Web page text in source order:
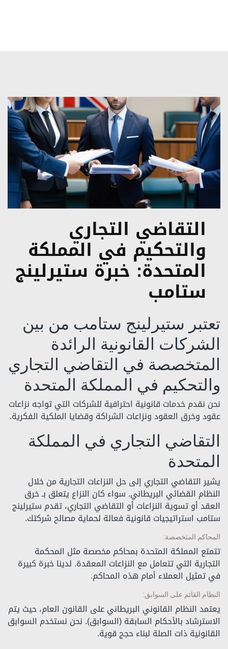
التقاضي التجاري
والتحكيم في المملكة
المتحدة: خبرة ستيرلينج
ستامب
تعتبر ستيرلينج ستامب من بين
الشركات القانونية الرائدة
المتخصصة في التقاضي التجاري
والتحكيم في المملكة المتحدة
نحن نقدم خدمات قانونية احترافية للشركات التي تواجه نزاعات
عقود وخرق العقود ونزاعات الشراكة وقضايا الملكية الفكرية.
التقاضي التجاري في المملكة
المتحدة
يشير التقاضي التجاري إلى حل النزاعات التجارية من خلال
النظام القضائي البريطاني. سواء كان النزاع يتعلق بـ خرق
العقد أو تسوية النزاعات أو التقاضي التجاري، تقدم ستيرلينج
ستامب استراتيجيات قانونية فعالة لحماية مصالح شركتك.
المحاكم المتخصصة:
تتمتع المملكة المتحدة بمحاكم مخصصة مثل المحكمة
التجارية التي تتعامل مع النزاعات المعقدة. لدينا خبرة كبيرة
في تمثيل العملاء أمام هذه المحاكم.
النظام القائم على السوابق:
يعتمد النظام القانوني البريطاني على القانون العام، حيث يتم
الاسترشاد بالأحكام السابقة (السوابق). نحن نستخدم السوابق
القانونية ذات الصلة لبناء حجج قوية.